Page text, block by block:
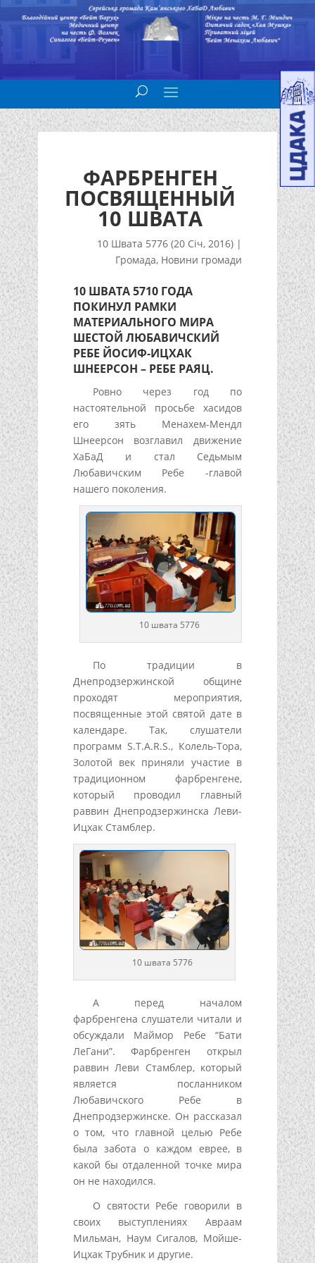
ФАРБРЕНГЕН
ПОСВЯЩЕННЫЙ
10 ШВАТА
10 Швата 5776 (20 Січ, 2016) |
Громада, Новини громади
10 ШВАТА 5710 ГОДА
ПОКИНУЛ РАМКИ
МАТЕРИАЛЬНОГО МИРА
ШЕСТОЙ ЛЮБАВИЧСКИЙ
РЕБЕ ЙОСИФ-ИЦХАК
ШНЕЕРСОН – РЕБЕ РАЯЦ.
Ровно через год по
настоятельной просьбе хасидов
его зять Менахем-Мендл
Шнеерсон возглавил движение
ХаБаД и стал Седьмым
Любавичским Ребе -главой
нашего поколения.
10 швата 5776
По традиции в
Днепродзержинской общине
проходят мероприятия,
посвященные этой святой дате в
календаре. Так, слушатели
программ S.T.A.R.S., Колель-Тора,
Золотой век приняли участие в
традиционном фарбренгене,
который проводил главный
раввин Днепродзержинска Леви-
Ицхак Стамблер.
10 швата 5776
А перед началом
фарбренгена слушатели читали и
обсуждали Маймор Ребе “Бати
ЛеГани”. Фарбренген открыл
раввин Леви Стамблер, который
является посланником
Любавичского Ребе в
Днепродзержинске. Он рассказал
о том, что главной целью Ребе
была забота о каждом еврее, в
какой бы отдаленной точке мира
он не находился.
О святости Ребе говорили в
своих выступлениях Авраам
Мильман, Наум Сигалов, Мойше-
Ицхак Трубник и другие.